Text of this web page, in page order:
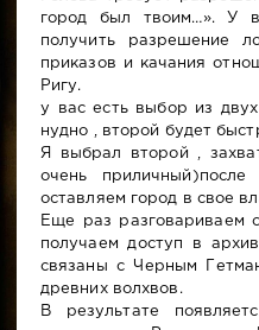
город был твоим…». У
получить разрешение
приказов и качания
Ригу.
у вас есть выбор из
нудно , второй будет
Я выбрал второй ,
очень
оставляем город в свое
Еще раз разговариваем
получаем доступ в
связаны с Черным
древних волхвов.
В результате